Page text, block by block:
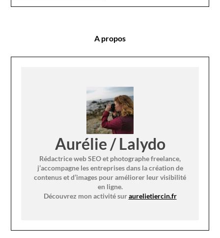
A propos
Aurélie / Lalydo
Rédactrice web SEO et photographe freelance,
j’accompagne les entreprises dans la création de
contenus et d’images pour améliorer leur visibilité
en ligne.
Découvrez mon activité suraurelietiercin.fr